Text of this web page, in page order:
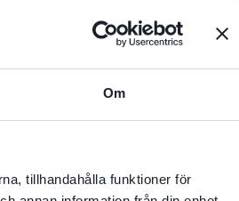
Om
tillhandahålla funktioner för
till i varukorg
5-8 vardagar.
med dammsugaren